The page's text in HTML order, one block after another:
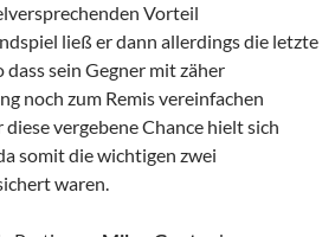
Vorteil
ließ er dann allerdings die letzte
dass sein Gegner mit zäher
noch zum Remis vereinfachen
vergebene Chance hielt sich
somit die wichtigen zwei
waren.